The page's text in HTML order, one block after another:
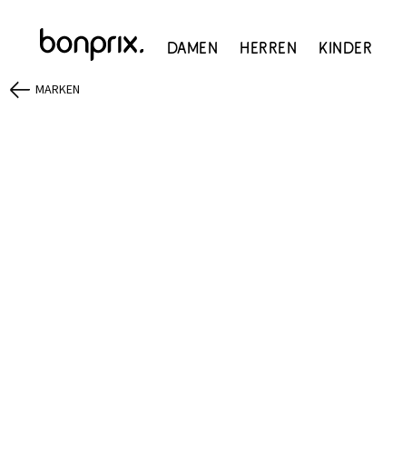
Damen Herren Kinder
MARKEN